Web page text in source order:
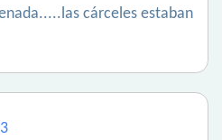
cárceles estaban